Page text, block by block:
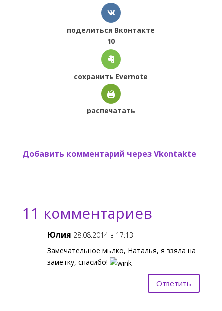
поделиться Вконтакте
10
сохранить Evernote
распечатать
Добавить комментарий через Vkontakte
11 комментариев
Юлия 28.08.2014 в 17:13
Замечательное мылко, Наталья, я взяла на
заметку, спасибо!
Ответить